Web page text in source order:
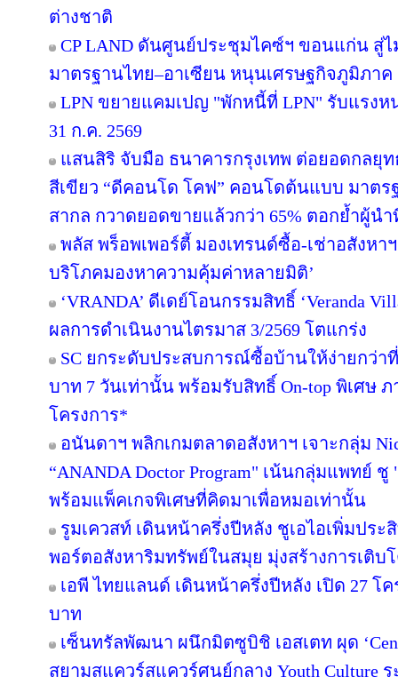
ต่างชาติ
CP LAND ดันศูนย์ประชุมไคซ์ฯ ขอนแก่น สู่
มาตรฐานไทย–อาเซียน หนุนเศรษฐกิจภูมิภาค
LPN ขยายแคมเปญ "พักหนี้ที่ LPN" รับแรง
31 ก.ค. 2569
แสนสิริ จับมือ ธนาคารกรุงเทพ ต่อยอดกลยุ
สีเขียว “ดีคอนโด โคฟ” คอนโดต้นแบบ มาต
สากล กวาดยอดขายแล้วกว่า 65% ตอกย้ำผู้น
พลัส พร็อพเพอร์ตี้ มองเทรนด์ซื้อ-เช่าอสังหา
บริโภคมองหาความคุ้มค่าหลายมิติ’
‘VRANDA’ ดีเดย์โอนกรรมสิทธิ์ ‘Veranda
ผลการดำเนินงานไตรมาส 3/2569 โตแกร่ง
SC ยกระดับประสบการณ์ซื้อบ้านให้ง่ายกว่า
บาท 7 วันเท่านั้น พร้อมรับสิทธิ์ On-top พิเศษ ภ
โครงการ*
อนันดาฯ พลิกเกมตลาดอสังหาฯ เจาะกลุ่ม
“ANANDA Doctor Program" เน้นกลุ่มแพทย์
พร้อมแพ็คเกจพิเศษที่คิดมาเพื่อหมอเท่านั้น
รูมเควสท์ เดินหน้าครึ่งปีหลัง ชูเอไอเพิ่มปร
พอร์ตอสังหาริมทรัพย์ในสมุย มุ่งสร้างการเติ
เอพี ไทยแลนด์ เดินหน้าครึ่งปีหลัง เปิด 27 โ
บาท
เซ็นทรัลพัฒนา ผนึกมิตซูบิชิ เอสเตท ผุด
สยามสแควร์สแควร์ศูนย์กลาง Youth Culture